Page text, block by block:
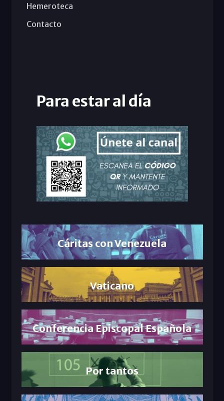
Hemeroteca
Contacto
Para estar al día
Cáritas con Venezuela
Vaticano
Conferencia Episcopal Española
Por tantos